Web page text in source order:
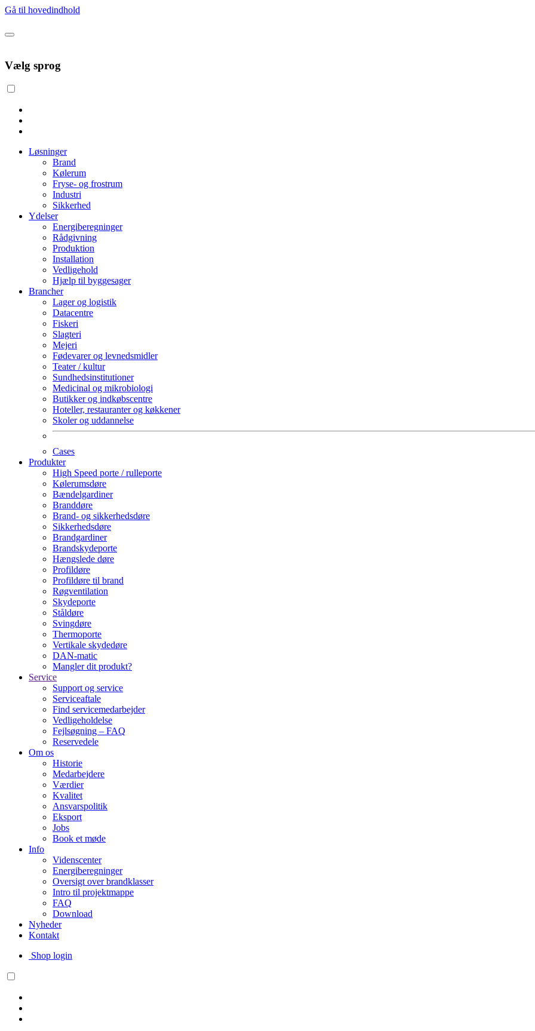
Gå til hovedindhold
Vælg sprog
Løsninger
Brand
Kølerum
Fryse- og frostrum
Industri
Sikkerhed
Ydelser
Energiberegninger
Rådgivning
Produktion
Installation
Vedligehold
Hjælp til byggesager
Brancher
Lager og logistik
Datacentre
Fiskeri
Slagteri
Mejeri
Fødevarer og levnedsmidler
Teater / kultur
Sundhedsinstitutioner
Medicinal og mikrobiologi
Butikker og indkøbscentre
Hoteller, restauranter og køkkener
Skoler og uddannelse
Cases
Produkter
High Speed porte / rulleporte
Kølerumsdøre
Bændelgardiner
Branddøre
Brand- og sikkerhedsdøre
Sikkerhedsdøre
Brandgardiner
Brandskydeporte
Hængslede døre
Profildøre
Profildøre til brand
Røgventilation
Skydeporte
Ståldøre
Svingdøre
Thermoporte
Vertikale skydedøre
DAN-matic
Mangler dit produkt?
Service
Support og service
Serviceaftale
Find servicemedarbejder
Vedligeholdelse
Fejlsøgning – FAQ
Reservedele
Om os
Historie
Medarbejdere
Værdier
Kvalitet
Ansvarspolitik
Eksport
Jobs
Book et møde
Info
Videnscenter
Energiberegninger
Oversigt over brandklasser
Intro til projektmappe
FAQ
Download
Nyheder
Kontakt
Shop login